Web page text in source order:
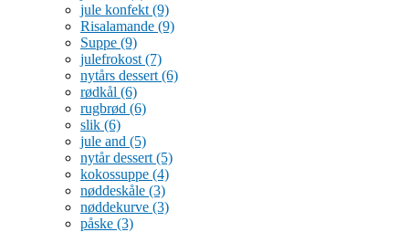
jule konfekt (9)
Risalamande (9)
Suppe (9)
julefrokost (7)
nytårs dessert (6)
rødkål (6)
rugbrød (6)
slik (6)
jule and (5)
nytår dessert (5)
kokossuppe (4)
nøddeskåle (3)
nøddekurve (3)
påske (3)